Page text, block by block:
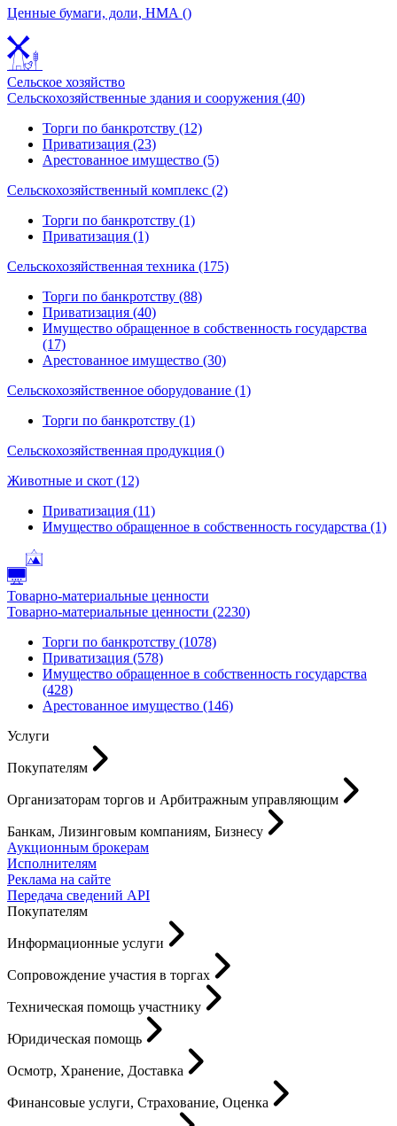
Ценные бумаги, доли, НМА ()
Сельское хозяйство
Сельскохозяйственные здания и сооружения (40)
Торги по банкротству (12)
Приватизация (23)
Арестованное имущество (5)
Сельскохозяйственный комплекс (2)
Торги по банкротству (1)
Приватизация (1)
Сельскохозяйственная техника (175)
Торги по банкротству (88)
Приватизация (40)
Имущество обращенное в собственность государства
(17)
Арестованное имущество (30)
Сельскохозяйственное оборудование (1)
Торги по банкротству (1)
Сельскохозяйственная продукция ()
Животные и скот (12)
Приватизация (11)
Имущество обращенное в собственность государства (1)
Товарно-материальные ценности
Товарно-материальные ценности (2230)
Торги по банкротству (1078)
Приватизация (578)
Имущество обращенное в собственность государства
(428)
Арестованное имущество (146)
Услуги
Покупателям
Организаторам торгов и Арбитражным управляющим
Банкам, Лизинговым компаниям, Бизнесу
Аукционным брокерам
Исполнителям
Реклама на сайте
Передача сведений API
Покупателям
Информационные услуги
Сопровождение участия в торгах
Техническая помощь участнику
Юридическая помощь
Осмотр, Хранение, Доставка
Финансовые услуги, Страхование, Оценка